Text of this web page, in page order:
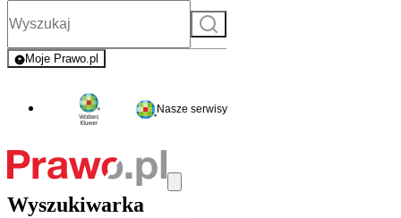
Szukaj
Moje Prawo.pl
- rejestracja i logowanie do serwisu
Nasze serwisy
Wyszukiwarka